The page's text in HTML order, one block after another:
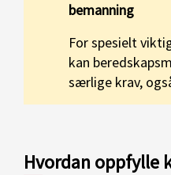
bemanning
For spesielt
kan
særlige krav,
Hvordan oppfylle